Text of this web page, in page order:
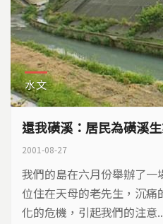
水文
還我磺溪：居民為磺溪
2001-08-27
我們的島在六月份舉辦了
位住在天母的老先生，沉
化的危機，引起我們的注意